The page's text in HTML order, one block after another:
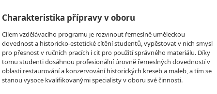
Charakteristika přípravy v oboru
Cílem vzdělávacího programu je rozvinout řemeslně uměleckou
dovednost a historicko-estetické cítění studentů, vypěstovat v nich smysl
pro přesnost v ručních pracích i cit pro použití správného materiálu. Díky
tomu studenti dosáhnou profesionální úrovně řemeslných dovedností v
oblasti restaurování a konzervování historických kreseb a maleb, a tím se
stanou vysoce kvalifikovanými specialisty v oboru své činnosti.